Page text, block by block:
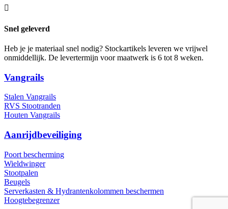

Snel geleverd
Heb je je materiaal snel nodig? Stockartikels leveren we vrijwel
onmiddellijk. De levertermijn voor maatwerk is 6 tot 8 weken.
Vangrails
Stalen Vangrails
RVS Stootranden
Houten Vangrails
Aanrijdbeveiliging
Poort bescherming
Wieldwinger
Stootpalen
Beugels
Serverkasten & Hydrantenkolommen beschermen
Hoogtebegrenzer